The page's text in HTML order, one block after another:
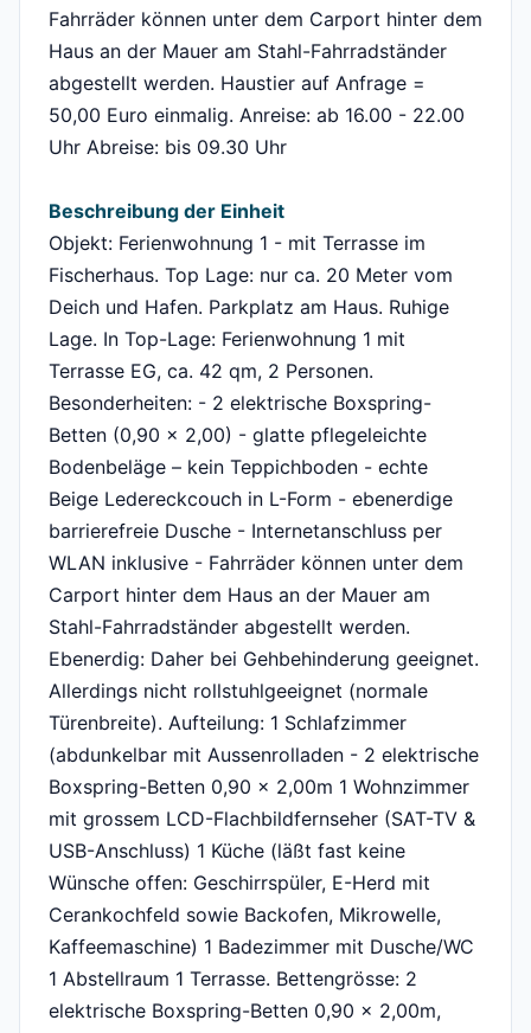
Fahrräder können unter dem Carport hinter dem
Haus an der Mauer am Stahl-Fahrradständer
abgestellt werden. Haustier auf Anfrage =
50,00 Euro einmalig. Anreise: ab 16.00 - 22.00
Uhr Abreise: bis 09.30 Uhr
Beschreibung der Einheit
Objekt: Ferienwohnung 1 - mit Terrasse im
Fischerhaus. Top Lage: nur ca. 20 Meter vom
Deich und Hafen. Parkplatz am Haus. Ruhige
Lage. In Top-Lage: Ferienwohnung 1 mit
Terrasse EG, ca. 42 qm, 2 Personen.
Besonderheiten: - 2 elektrische Boxspring-
Betten (0,90 x 2,00) - glatte pflegeleichte
Bodenbeläge – kein Teppichboden - echte
Beige Ledereckcouch in L-Form - ebenerdige
barrierefreie Dusche - Internetanschluss per
WLAN inklusive - Fahrräder können unter dem
Carport hinter dem Haus an der Mauer am
Stahl-Fahrradständer abgestellt werden.
Ebenerdig: Daher bei Gehbehinderung geeignet.
Allerdings nicht rollstuhlgeeignet (normale
Türenbreite). Aufteilung: 1 Schlafzimmer
(abdunkelbar mit Aussenrolladen - 2 elektrische
Boxspring-Betten 0,90 x 2,00m 1 Wohnzimmer
mit grossem LCD-Flachbildfernseher (SAT-TV &
USB-Anschluss) 1 Küche (läßt fast keine
Wünsche offen: Geschirrspüler, E-Herd mit
Cerankochfeld sowie Backofen, Mikrowelle,
Kaffeemaschine) 1 Badezimmer mit Dusche/WC
1 Abstellraum 1 Terrasse. Bettengrösse: 2
elektrische Boxspring-Betten 0,90 x 2,00m,